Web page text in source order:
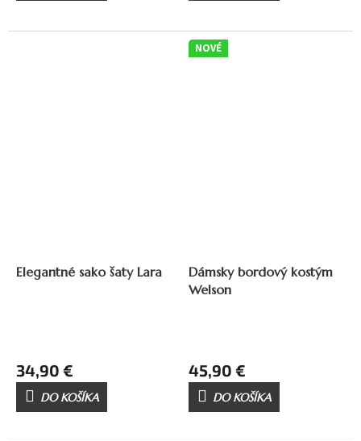
Elegantné sako šaty Lara
34,90 €
DO KOŠÍKA
NOVÉ
Dámsky bordový kostým
Welson
45,90 €
DO KOŠÍKA